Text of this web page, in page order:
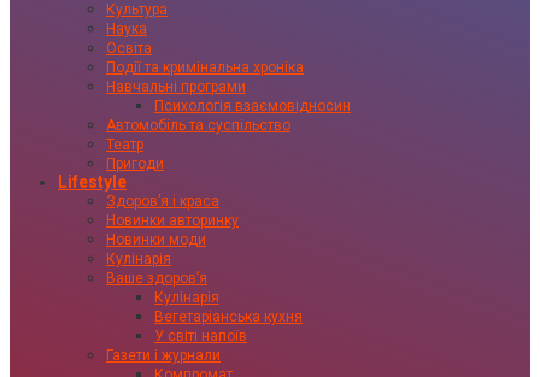
Культура
Наука
Освіта
Події та кримінальна хроніка
Навчальні програми
Психологія взаємовідносин
Автомобіль та суспільство
Театр
Пригоди
Lifestyle
Здоровʼя і краса
Новинки авторинку
Новинки моди
Кулінарія
Ваше здоровʼя
Кулінарія
Вегетаріанська кухня
У світі напоїв
Газети і журнали